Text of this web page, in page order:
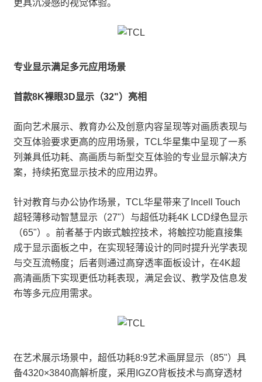
更具沉浸感的视觉体验。
专业显示满足多元应用场景
首款8K裸眼3D显示（32"）亮相
面向艺术展示、教育办公及创意内容呈现等对画质表现与
交互体验要求更高的应用场景，TCL华星集中呈现了一系
列兼具低功耗、高画质与新型交互体验的专业显示解决方
案，持续拓宽显示技术的应用边界。
针对教育与办公协作场景，TCL华星带来了Incell Touch
超轻薄移动智慧显示（27"）与超低功耗4K LCD绿色显示
（65"）。前者基于内嵌式触控技术，将触控功能直接集
成于显示面板之中，在实现轻薄设计的同时提升光学表现
与交互流畅度；后者则通过高穿透率面板设计，在4K超
高清画质下实现更低功耗表现，满足会议、教学及信息发
布等多元应用需求。
在艺术展示场景中，超低功耗8:9艺术画屏显示（85"）具
备4320×3840高解析度，采用IGZO背板技术与高穿透材